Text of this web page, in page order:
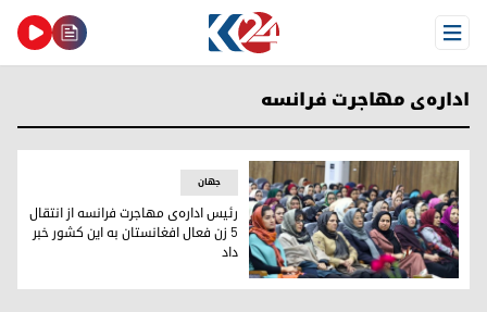
Open Menu
اداره‌ی مهاجرت فرانسه
عکس آرشیوی زنان افغانستان
جهان
رئیس اداره‌ی مهاجرت فرانسه از انتقال
۵ زن فعال افغانستان به این کشور خبر
داد